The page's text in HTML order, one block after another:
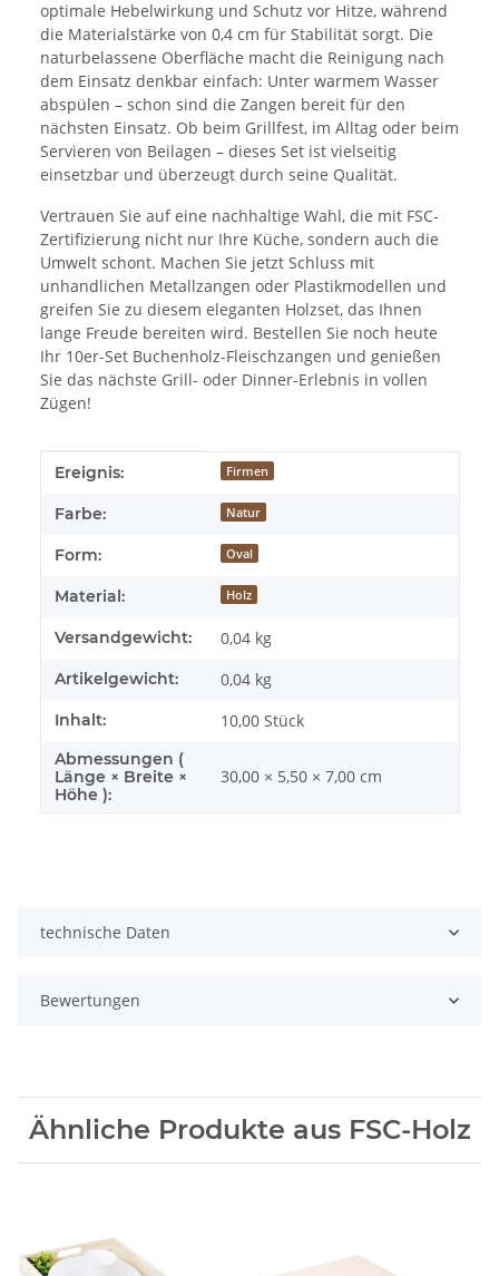
optimale Hebelwirkung und Schutz vor Hitze, während
die Materialstärke von 0,4 cm für Stabilität sorgt. Die
naturbelassene Oberfläche macht die Reinigung nach
dem Einsatz denkbar einfach: Unter warmem Wasser
abspülen – schon sind die Zangen bereit für den
nächsten Einsatz. Ob beim Grillfest, im Alltag oder beim
Servieren von Beilagen – dieses Set ist vielseitig
einsetzbar und überzeugt durch seine Qualität.
Vertrauen Sie auf eine nachhaltige Wahl, die mit FSC-
Zertifizierung nicht nur Ihre Küche, sondern auch die
Umwelt schont. Machen Sie jetzt Schluss mit
unhandlichen Metallzangen oder Plastikmodellen und
greifen Sie zu diesem eleganten Holzset, das Ihnen
lange Freude bereiten wird. Bestellen Sie noch heute
Ihr 10er-Set Buchenholz-Fleischzangen und genießen
Sie das nächste Grill- oder Dinner-Erlebnis in vollen
Zügen!
Produkteigenschaft
Wert
Ereignis: Firmen
Farbe: Natur
Form: Oval
Material: Holz
Versandgewicht: 0,04 kg
Artikelgewicht: 0,04 kg
Inhalt: 10,00 Stück
Abmessungen (
Länge × Breite ×
Höhe ):
30,00 × 5,50 × 7,00 cm
technische Daten
Bewertungen
Ähnliche Produkte aus FSC-Holz